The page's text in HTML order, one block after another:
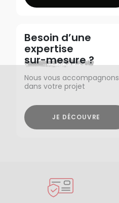
Besoin d’une
expertise
sur-mesure ?
Nous vous accompagnons
dans votre projet
JE DÉCOUVRE